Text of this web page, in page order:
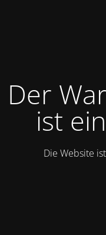
Der
ist
Die Website